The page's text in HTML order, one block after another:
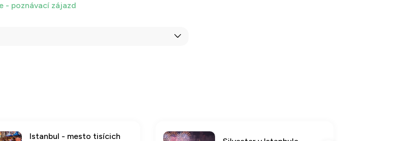
- poznávací zájazd
Istanbul - mesto tisícich